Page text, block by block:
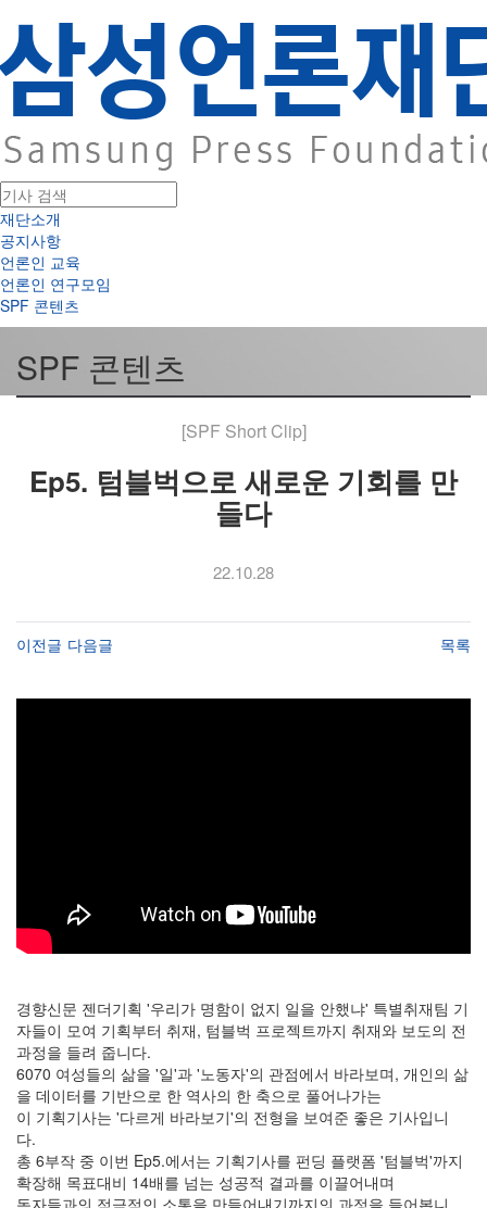
재단소개
공지사항
언론인 교육
언론인 연구모임
SPF 콘텐츠
SPF 콘텐츠
[SPF Short Clip]
Ep5. 텀블벅으로 새로운 기회를 만
들다
22.10.28
이전글 다음글 목록
경향신문 젠더기획 '우리가 명함이 없지 일을 안했냐' 특별취재팀 기
자들이 모여 기획부터 취재, 텀블벅 프로젝트까지 취재와 보도의 전
과정을 들려 줍니다.
6070 여성들의 삶을 '일'과 '노동자'의 관점에서 바라보며, 개인의 삶
을 데이터를 기반으로 한 역사의 한 축으로 풀어나가는
이 기획기사는 '다르게 바라보기'의 전형을 보여준 좋은 기사입니
다.
총 6부작 중 이번 Ep5.에서는 기획기사를 펀딩 플랫폼 '텀블벅'까지
확장해 목표대비 14배를 넘는 성공적 결과를 이끌어내며